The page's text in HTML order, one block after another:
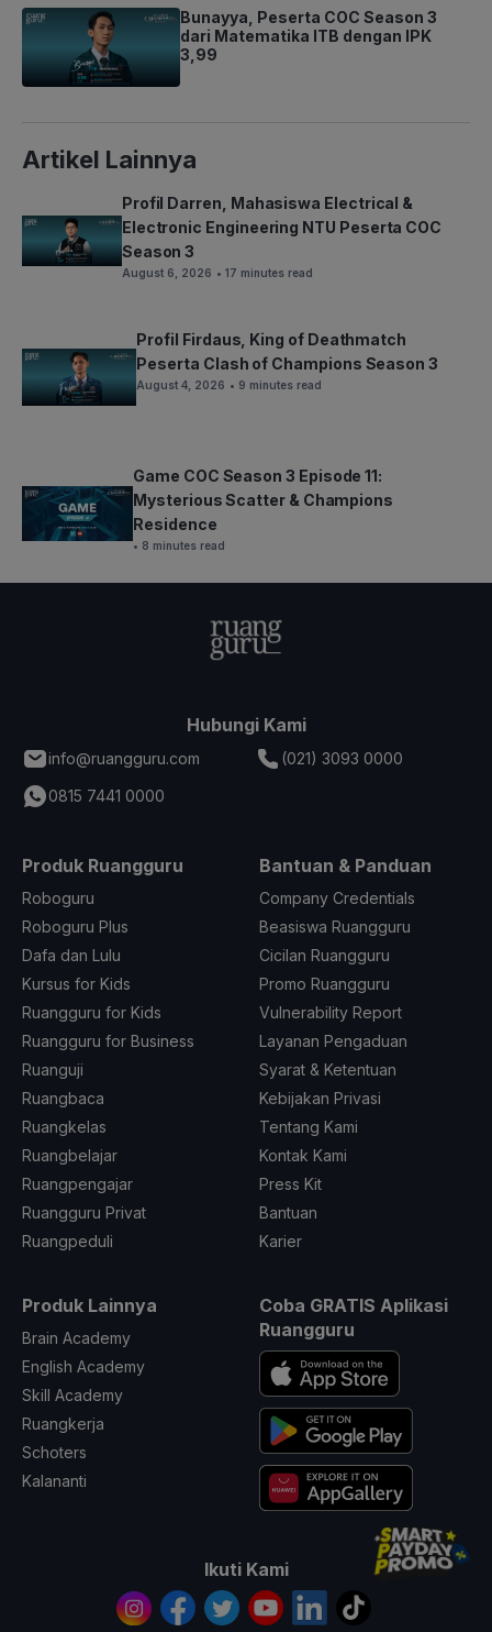
Bunayya, Peserta COC Season 3
dari Matematika ITB dengan IPK
3,99
Artikel Lainnya
Profil Darren, Mahasiswa Electrical &
Electronic Engineering NTU Peserta COC
Season 3
August 6, 2026 • 17 minutes read
Profil Firdaus, King of Deathmatch
Peserta Clash of Champions Season 3
August 4, 2026 • 9 minutes read
Game COC Season 3 Episode 11:
Mysterious Scatter & Champions
Residence
• 8 minutes read
Hubungi Kami
info@ruangguru.com
(021) 3093 0000
0815 7441 0000
Produk Ruangguru
Roboguru
Roboguru Plus
Dafa dan Lulu
Kursus for Kids
Ruangguru for Kids
Ruangguru for Business
Ruanguji
Ruangbaca
Ruangkelas
Ruangbelajar
Ruangpengajar
Ruangguru Privat
Ruangpeduli
Bantuan & Panduan
Company Credentials
Beasiswa Ruangguru
Cicilan Ruangguru
Promo Ruangguru
Vulnerability Report
Layanan Pengaduan
Syarat & Ketentuan
Kebijakan Privasi
Tentang Kami
Kontak Kami
Press Kit
Bantuan
Karier
Produk Lainnya
Brain Academy
English Academy
Skill Academy
Ruangkerja
Schoters
Kalananti
Coba GRATIS Aplikasi
Ruangguru
Ikuti Kami